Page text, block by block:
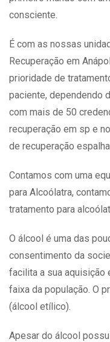
consciente.
É com as nossas
Recuperação em
prioridade de
paciente, dependendo
com mais de 50
recuperação em sp e
de recuperação
Contamos com uma
para Alcoólatra,
tratamento para
O álcool é uma das
consentimento da
facilita a sua aquisição
faixa da população. O
(álcool etílico).
Apesar do álcool